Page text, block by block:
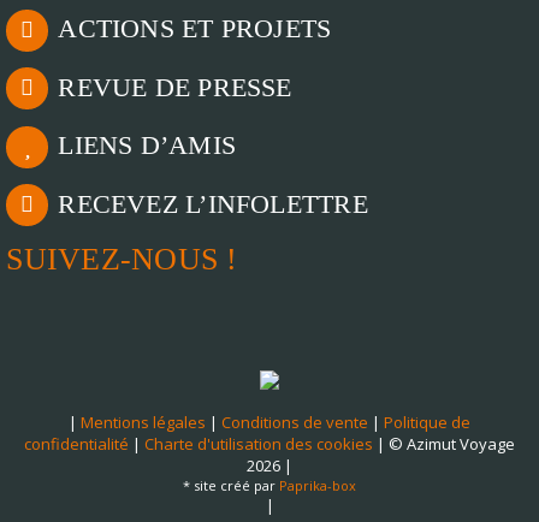
ACTIONS ET PROJETS
REVUE DE PRESSE
LIENS D’AMIS
RECEVEZ L’INFOLETTRE
SUIVEZ-NOUS !
| Mentions légales | Conditions de vente | Politique de
confidentialité | Charte d'utilisation des cookies | © Azimut Voyage
2026 |
* site créé par Paprika-box
|